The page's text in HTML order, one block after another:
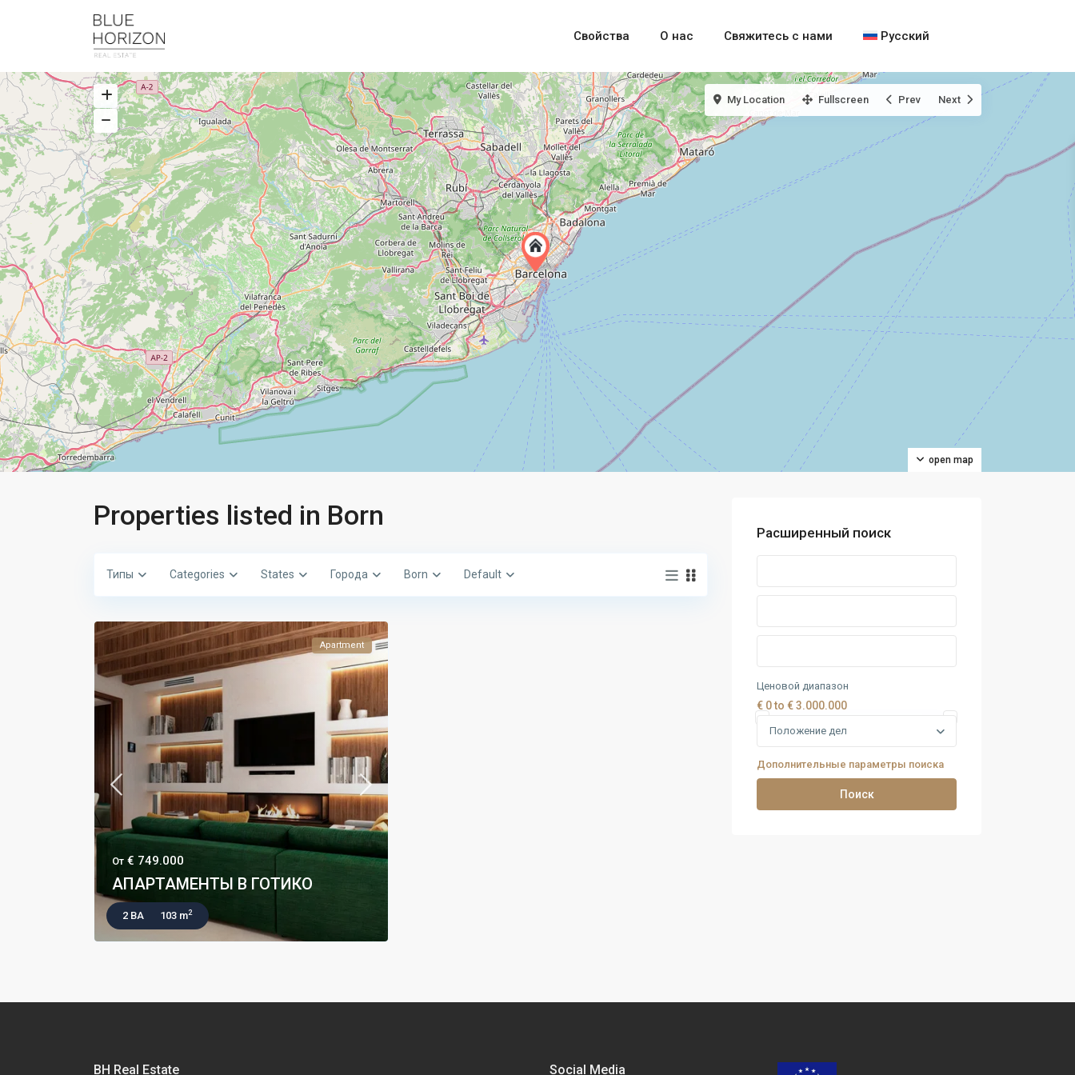
Свойства О нас Свяжитесь с нами Русский
open map
My Location Fullscreen Prev Next
Properties listed in Born
Типы Categories States Города Born Default
Apartment
От € 749.000
АПАРТАМЕНТЫ В ГОТИКО
2 BA 103 m2
Расширенный поиск
Ценовой диапазон
€ 0 to € 3.000.000
Положение дел
Дополнительные параметры поиска
Поиск
BH Real Estate Social Media